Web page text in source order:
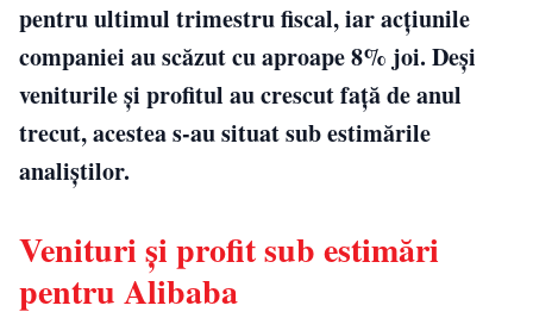
pentru ultimul trimestru fiscal, iar acțiunile
companiei au scăzut cu aproape 8% joi. Deși
veniturile și profitul au crescut față de anul
trecut, acestea s-au situat sub estimările
analiștilor.
Venituri și profit sub estimări
pentru Alibaba